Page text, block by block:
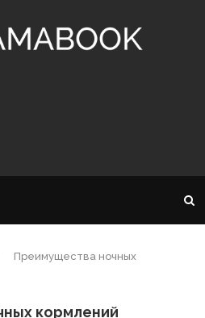
Преимущества ночных
кормлений